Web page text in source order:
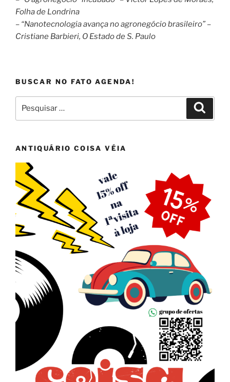
Folha de Londrina
– “Nanotecnologia avança no agronegócio brasileiro” –
Cristiane Barbieri, O Estado de S. Paulo
BUSCAR NO FATO AGENDA!
por:
ANTIQUÁRIO COISA VÉIA